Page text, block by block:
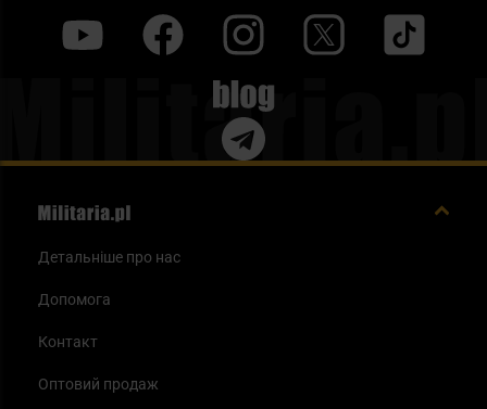
Blog
Детальніше про нас
Допомога
Контакт
Оптовий продаж